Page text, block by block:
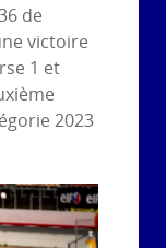
de
victoire
1 et
2023